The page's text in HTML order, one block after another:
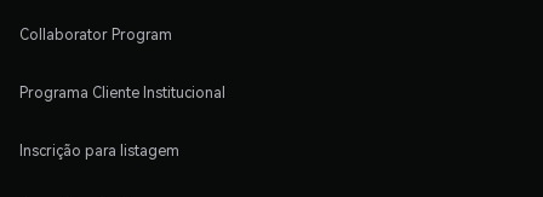
Collaborator Program
Programa Cliente Institucional
Inscrição para listagem